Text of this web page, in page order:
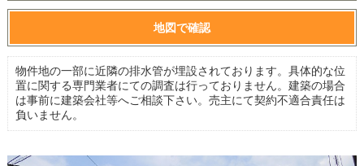
地図で確認
物件地の一部に近隣の排水管が埋設されております。具体的な位
置に関する専門業者にての調査は行っておりません。建築の場合
は事前に建築会社等へご相談下さい。売主にて契約不適合責任は
負いません。